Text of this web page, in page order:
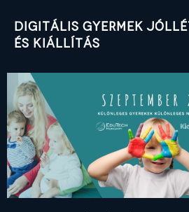
digitális gyermek
és kiállítás